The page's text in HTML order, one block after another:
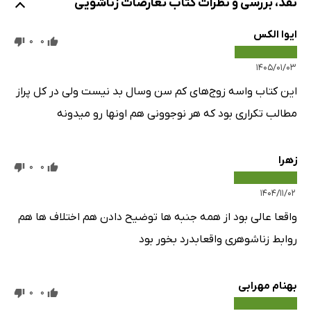
انواع بی میلی جنسی در زنان
علل بی‌میلی جنسی در زن
عفونت واژن
آگاهی از مراحل پاسخ جنسی جهت درک اختلالات کژکاری جنسی
برانگیختگی یا تحریک
فرونشینی
انواع اختلالات کژکاری جنسی
ترس‌های مربوط به عملکرد
نقد، بررسی و نظرات کتاب تعارضات زناشویی
ایوا الکس
۱۴۰۵/۰۱/۰۳
0
0
این کتاب واسه زوج‌های کم سن وسال بد نیست ولی در کل پراز
مطالب تکراری بود که هر نوجوونی هم اونها رو میدونه
زهرا
۱۴۰۴/۱۱/۰۲
0
0
واقعا عالی بود از همه جنبه ها توضیح دادن هم اختلاف ها هم
روابط زناشوهری واقعابدرد بخور بود
بهنام مهرابی 0
0